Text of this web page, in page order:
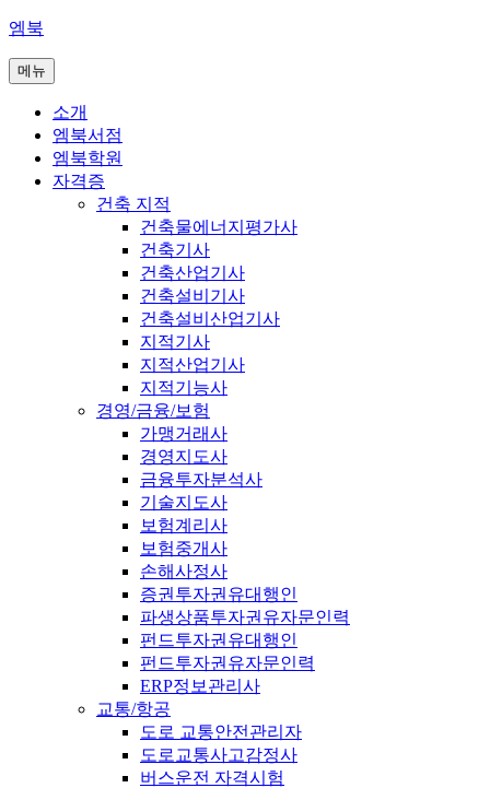
콘
츠
엠북
메뉴
소개
엠북서점
엠북학원
자격증
건축 지적
건축물에너지평가사
건축기사
건축산업기사
건축설비기사
건축설비산업기사
지적기사
지적산업기사
지적기능사
경영/금융/보험
가맹거래사
경영지도사
금융투자분석사
기술지도사
보험계리사
보험중개사
손해사정사
증권투자권유대행인
파생상품투자권유자문인력
펀드투자권유대행인
펀드투자권유자문인력
ERP정보관리사
교통/항공
도로 교통안전관리자
도로교통사고감정사
버스운전 자격시험